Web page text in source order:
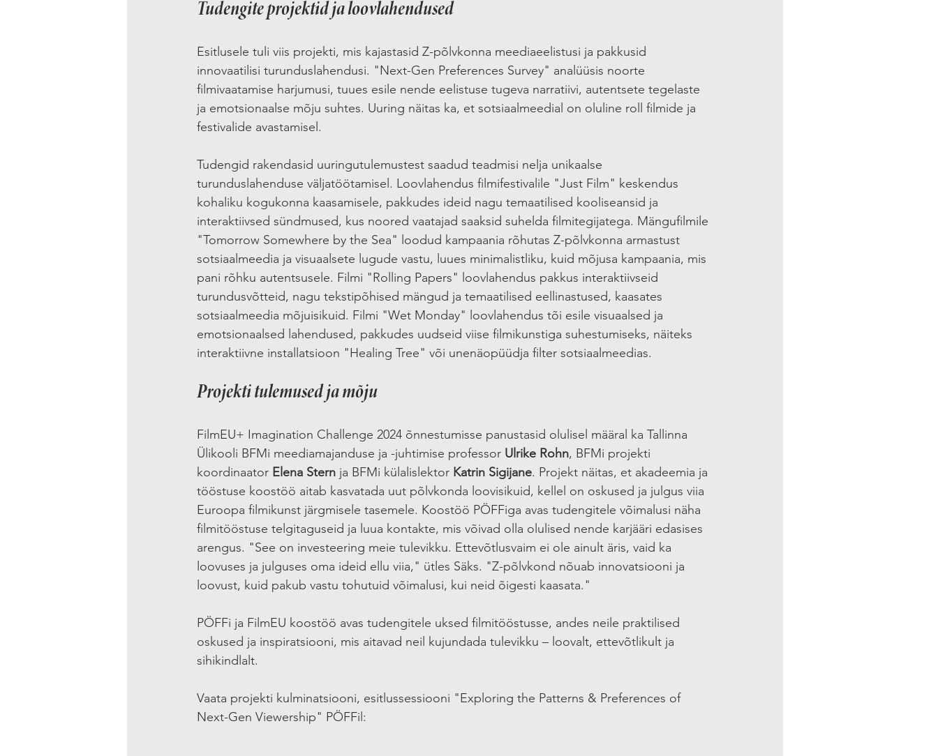
Tudengite projektid ja loovlahendused
Esitlusele tuli viis projekti, mis kajastasid Z-põlvkonna meediaeelistusi ja pakkusid
innovaatilisi turunduslahendusi. "Next-Gen Preferences Survey" analüüsis noorte
filmivaatamise harjumusi, tuues esile nende eelistuse tugeva narratiivi, autentsete tegelaste
ja emotsionaalse mõju suhtes. Uuring näitas ka, et sotsiaalmeedial on oluline roll filmide ja
festivalide avastamisel.
Tudengid rakendasid uuringutulemustest saadud teadmisi nelja unikaalse
turunduslahenduse väljatöötamisel. Loovlahendus filmifestivalile "Just Film" keskendus
kohaliku kogukonna kaasamisele, pakkudes ideid nagu temaatilised kooliseansid ja
interaktiivsed sündmused, kus noored vaatajad saaksid suhelda filmitegijatega. Mängufilmile
"Tomorrow Somewhere by the Sea" loodud kampaania rõhutas Z-põlvkonna armastust
sotsiaalmeedia ja visuaalsete lugude vastu, luues minimalistliku, kuid mõjusa kampaania, mis
pani rõhku autentsusele. Filmi "Rolling Papers" loovlahendus pakkus interaktiivseid
turundusvõtteid, nagu tekstipõhised mängud ja temaatilised eellinastused, kaasates
sotsiaalmeedia mõjuisikuid. Filmi "Wet Monday" loovlahendus tõi esile visuaalsed ja
emotsionaalsed lahendused, pakkudes uudseid viise filmikunstiga suhestumiseks, näiteks
interaktiivne installatsioon "Healing Tree" või unenäopüüdja filter sotsiaalmeedias.
Projekti tulemused ja mõju
FilmEU+ Imagination Challenge 2024 õnnestumisse panustasid olulisel määral ka Tallinna
Ülikooli BFMi meediamajanduse ja -juhtimise professor Ulrike Rohn, BFMi projekti
koordinaator Elena Stern ja BFMi külalislektor Katrin Sigijane. Projekt näitas, et akadeemia ja
tööstuse koostöö aitab kasvatada uut põlvkonda loovisikuid, kellel on oskused ja julgus viia
Euroopa filmikunst järgmisele tasemele. Koostöö PÖFFiga avas tudengitele võimalusi näha
filmitööstuse telgitaguseid ja luua kontakte, mis võivad olla olulised nende karjääri edasises
arengus. "See on investeering meie tulevikku. Ettevõtlusvaim ei ole ainult äris, vaid ka
loovuses ja julguses oma ideid ellu viia," ütles Säks. "Z-põlvkond nõuab innovatsiooni ja
loovust, kuid pakub vastu tohutuid võimalusi, kui neid õigesti kaasata."
PÖFFi ja FilmEU koostöö avas tudengitele uksed filmitööstusse, andes neile praktilised
oskused ja inspiratsiooni, mis aitavad neil kujundada tulevikku – loovalt, ettevõtlikult ja
sihikindlalt.
Vaata projekti kulminatsiooni, esitlussessiooni "Exploring the Patterns & Preferences of
Next-Gen Viewership" PÖFFil: